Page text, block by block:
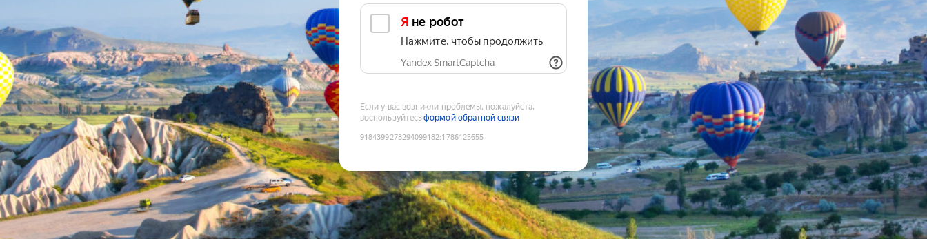
Я не робот
Нажмите, чтобы продолжить
Yandex SmartCaptcha
Если у вас возникли проблемы, пожалуйста,
воспользуйтесьформой обратной связи
9184399273294099182:1786125655